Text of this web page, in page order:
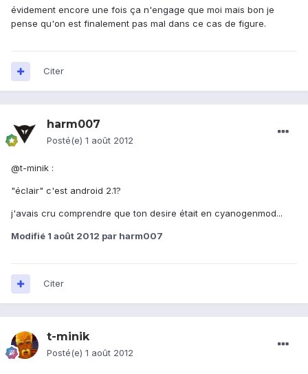
évidement encore une fois ça n'engage que moi mais bon je
pense qu'on est finalement pas mal dans ce cas de figure.
Citer
harm007
Posté(e) 1 août 2012
@t-minik :
"éclair" c'est android 2.1?
j'avais cru comprendre que ton desire était en cyanogenmod...
Modifié 1 août 2012 par harm007
Citer
t-minik
Posté(e) 1 août 2012